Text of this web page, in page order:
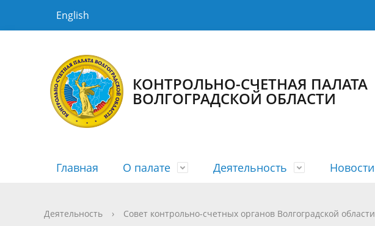
English
КОНТРОЛЬНО-СЧЕТНАЯ ПАЛАТА
ВОЛГОГРАДСКОЙ ОБЛАСТИ
Главная О палате
История КСП Структура
Деятельность
Планы Сводные планы
Новости
Новости Медиагалерея
Порядок рассмотрения График приема
Государственная гражданская служба Противодействие коррупции
Деятельность › Совет контрольно-счетных органов Волгоградской области